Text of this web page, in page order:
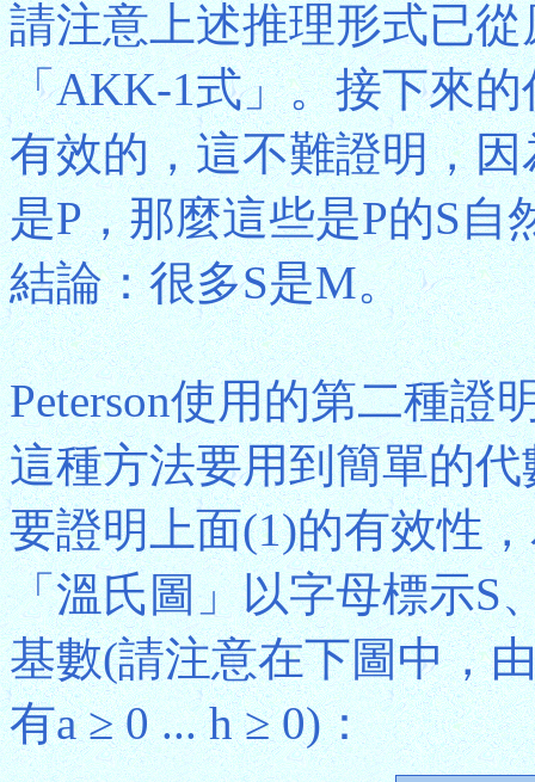
請注意上述推理形式已
「AKK-1式」。接下來
有效的，這不難證明，
是P，那麼這些是P的S
結論：很多S是M。
Peterson使用的第二種證
這種方法要用到簡單的
要證明上面(1)的有效性
「溫氏圖」以字母標示S
基數(請注意在下圖中，
有a ≥ 0 ... h ≥ 0)：